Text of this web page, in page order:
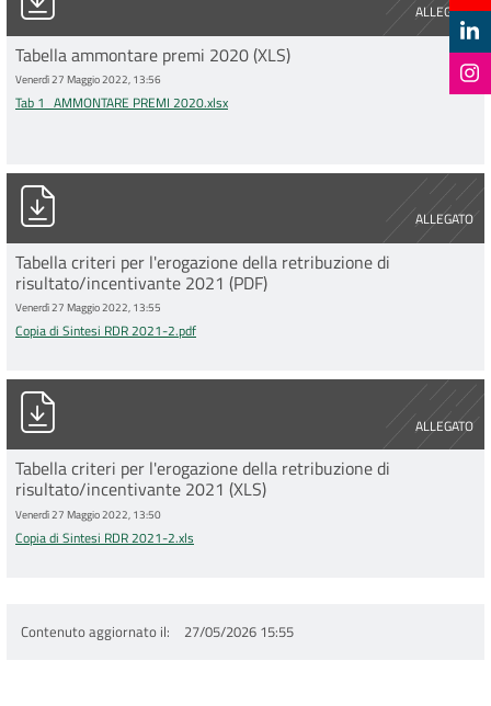
ALLEGATO
Tabella ammontare premi 2020 (XLS)
Venerdì 27 Maggio 2022, 13:56
Tab 1_AMMONTARE PREMI 2020.xlsx
ALLEGATO
Copia di Sintesi RDR 2021-2.pdf
Tabella criteri per l'erogazione della retribuzione di
risultato/incentivante 2021 (PDF)
Venerdì 27 Maggio 2022, 13:55
Copia di Sintesi RDR 2021-2.pdf
ALLEGATO
Copia di Sintesi RDR 2021-2.xls
Tabella criteri per l'erogazione della retribuzione di
risultato/incentivante 2021 (XLS)
Venerdì 27 Maggio 2022, 13:50
Copia di Sintesi RDR 2021-2.xls
Contenuto aggiornato il 27/05/2026 15:55